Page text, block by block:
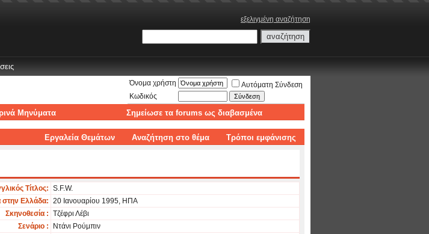
εξελιγμένη αναζήτηση
Όνομα χρήστη
Αυτόματη Σύνδεση
Κωδικός
Μηνύματα Σημείωσε τα forums ως διαβασμένα
Εργαλεία Θεμάτων Αναζήτηση στο θέμα Τρόποι εμφάνισης
Τίτλος: S.F.W.
στην Ελλάδα: 20 Ιανουαρίου 1995, ΗΠΑ
Σκηνοθεσία : Τζέφρι Λέβι
Σενάριο :
Ντάνι Ρούμπιν